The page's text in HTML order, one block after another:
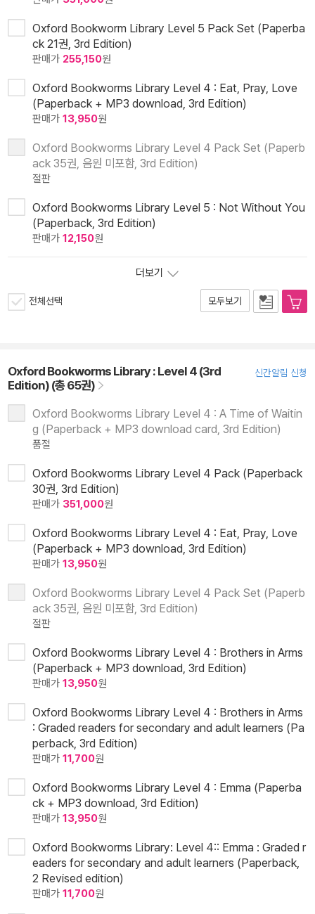
Oxford Bookworm Library Level 5 Pack Set (Paperba
ck 21권, 3rd Edition)
판매가 255,150원
Oxford Bookworms Library Level 4 : Eat, Pray, Love
(Paperback + MP3 download, 3rd Edition)
판매가 13,950원
Oxford Bookworms Library Level 4 Pack Set (Paperb
ack 35권, 음원 미포함, 3rd Edition)
절판
Oxford Bookworms Library Level 5 : Not Without You
(Paperback, 3rd Edition)
판매가 12,150원
더보기
전체선택 모두보기
Oxford Bookworms Library : Level 4 (3rd
Edition) (총 65권)
신간알림 신청
Oxford Bookworms Library Level 4 : A Time of Waitin
g (Paperback + MP3 download card, 3rd Edition)
품절
Oxford Bookworms Library Level 4 Pack (Paperback
30권, 3rd Edition)
판매가 351,000원
Oxford Bookworms Library Level 4 : Eat, Pray, Love
(Paperback + MP3 download, 3rd Edition)
판매가 13,950원
Oxford Bookworms Library Level 4 Pack Set (Paperb
ack 35권, 음원 미포함, 3rd Edition)
절판
Oxford Bookworms Library Level 4 : Brothers in Arms
(Paperback + MP3 download, 3rd Edition)
판매가 13,950원
Oxford Bookworms Library Level 4 : Brothers in Arms
: Graded readers for secondary and adult learners (Pa
perback, 3rd Edition)
판매가 11,700원
Oxford Bookworms Library Level 4 : Emma (Paperba
ck + MP3 download, 3rd Edition)
판매가 13,950원
Oxford Bookworms Library: Level 4:: Emma : Graded r
eaders for secondary and adult learners (Paperback,
2 Revised edition)
판매가 11,700원